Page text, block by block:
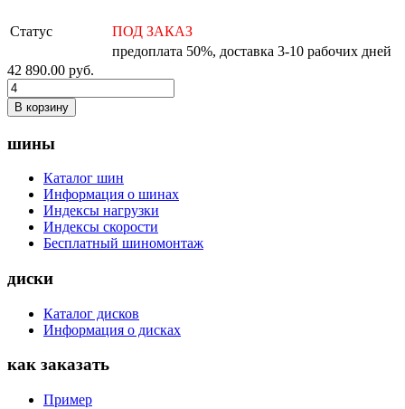
Статус
ПОД ЗАКАЗ
предоплата 50%, доставка 3-10 рабочих дней
42 890.00 руб.
В корзину
шины
Каталог шин
Информация о шинах
Индексы нагрузки
Индексы скорости
Бесплатный шиномонтаж
диски
Каталог дисков
Информация о дисках
как заказать
Пример